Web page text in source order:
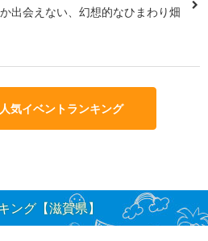
出会えない、幻想的なひまわり畑
気イベントランキング
ング【滋賀県】